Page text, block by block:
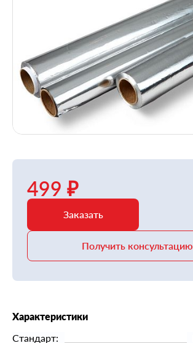
499 ₽
Заказать
Получить консультацию
Характеристики
Стандарт: